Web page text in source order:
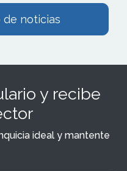
de noticias
y recibe
ideal y mantente